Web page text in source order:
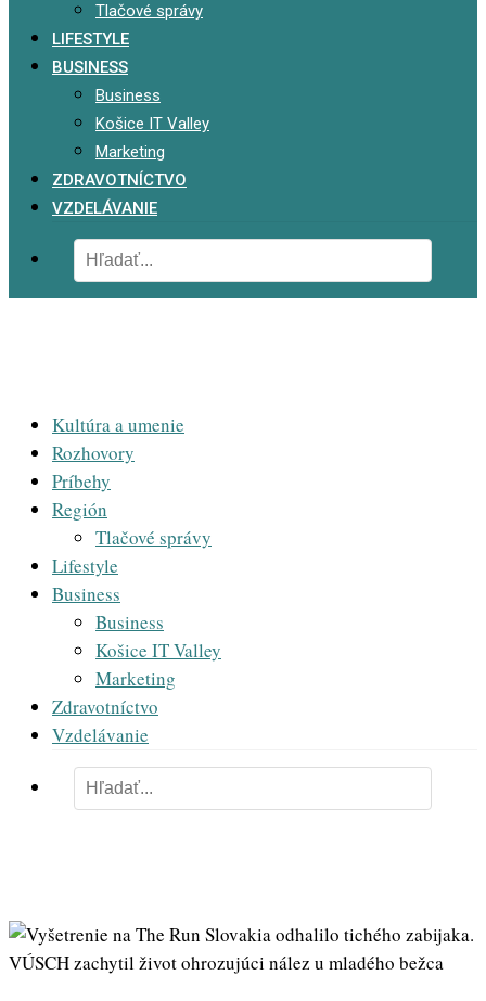
Tlačové správy
LIFESTYLE
BUSINESS
Business
Košice IT Valley
Marketing
ZDRAVOTNÍCTVO
VZDELÁVANIE
Kultúra a umenie
Rozhovory
Príbehy
Región
Tlačové správy
Lifestyle
Business
Business
Košice IT Valley
Marketing
Zdravotníctvo
Vzdelávanie